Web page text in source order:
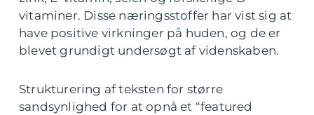
vitaminer. Disse næringsstoffer har vist sig at
have positive virkninger på huden, og de er
blevet grundigt undersøgt af videnskaben.
Strukturering af teksten for større
sandsynlighed for at opnå et “featured